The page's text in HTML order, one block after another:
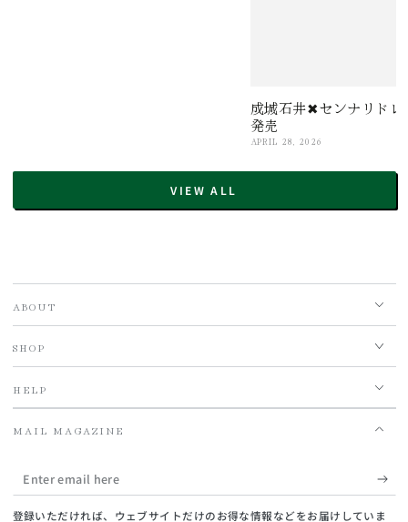
成城石井✖センナリドレ
発売
APRIL 28, 2026
VIEW ALL
ABOUT
SHOP
HELP
MAIL MAGAZINE
Enter
email
登録いただければ、ウェブサイトだけのお得な情報などをお届けしていま